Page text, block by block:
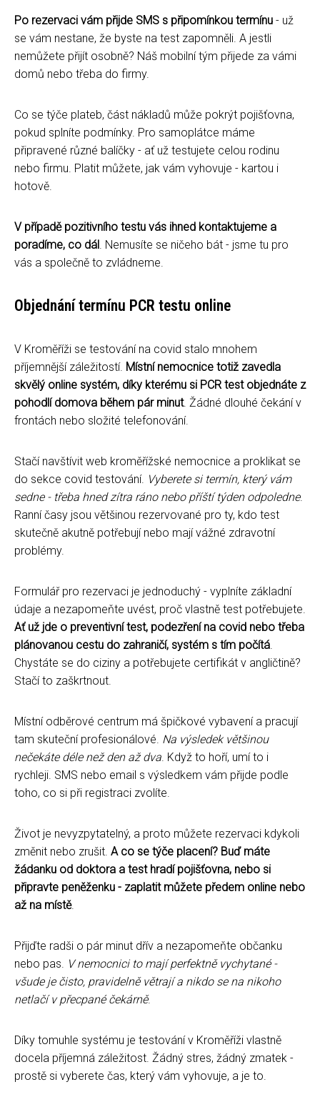
Po rezervaci vám přijde SMS s připomínkou termínu - už
se vám nestane, že byste na test zapomněli. A jestli
nemůžete přijít osobně? Náš mobilní tým přijede za vámi
domů nebo třeba do firmy.
Co se týče plateb, část nákladů může pokrýt pojišťovna,
pokud splníte podmínky. Pro samoplátce máme
připravené různé balíčky - ať už testujete celou rodinu
nebo firmu. Platit můžete, jak vám vyhovuje - kartou i
hotově.
V případě pozitivního testu vás ihned kontaktujeme a
poradíme, co dál . Nemusíte se ničeho bát - jsme tu pro
vás a společně to zvládneme.
Objednání termínu PCR testu online
V Kroměříži se testování na covid stalo mnohem
příjemnější záležitostí. Místní nemocnice totiž zavedla
skvělý online systém, díky kterému si PCR test objednáte z
pohodlí domova během pár minut. Žádné dlouhé čekání v
frontách nebo složité telefonování.
Stačí navštívit web kroměřížské nemocnice a proklikat se
do sekce covid testování. Vyberete si termín, který vám
sedne - třeba hned zítra ráno nebo příští týden odpoledne.
Ranní časy jsou většinou rezervované pro ty, kdo test
skutečně akutně potřebují nebo mají vážné zdravotní
problémy.
Formulář pro rezervaci je jednoduchý - vyplníte základní
údaje a nezapomeňte uvést, proč vlastně test potřebujete.
Ať už jde o preventivní test, podezření na covid nebo třeba
plánovanou cestu do zahraničí, systém s tím počítá
Chystáte se do ciziny a potřebujete certifikát v angličtině?
Stačí to zaškrtnout.
Místní odběrové centrum má špičkové vybavení a pracují
tam skuteční profesionálové. Na výsledek většinou
nečekáte déle než den až dva . Když to hoří, umí to i
rychleji. SMS nebo email s výsledkem vám přijde podle
toho, co si při registraci zvolíte.
Život je nevyzpytatelný, a proto můžete rezervaci kdykoli
změnit nebo zrušit. A co se týče placení? Buď máte
žádanku od doktora a test hradí pojišťovna, nebo si
připravte peněženku - zaplatit můžete předem online nebo
až na místě.
Přijďte radši o pár minut dřív a nezapomeňte občanku
nebo pas.
V nemocnici to mají perfektně vychytané -
všude je čisto, pravidelně větrají a nikdo se na nikoho
netlačí v přecpané čekárně.
Díky tomuhle systému je testování v Kroměříži vlastně
docela příjemná záležitost. Žádný stres, žádný zmatek -
prostě si vyberete čas, který vám vyhovuje, a je to.